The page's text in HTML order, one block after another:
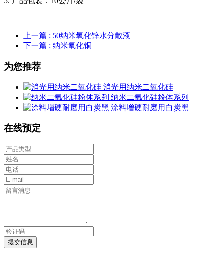
上一篇 : 50纳米氧化锌水分散液
下一篇 : 纳米氧化铜
为您推荐
消光用纳米二氧化硅
纳米二氧化硅粉体系列
涂料增硬耐磨用白炭黑
在线预定
提交信息